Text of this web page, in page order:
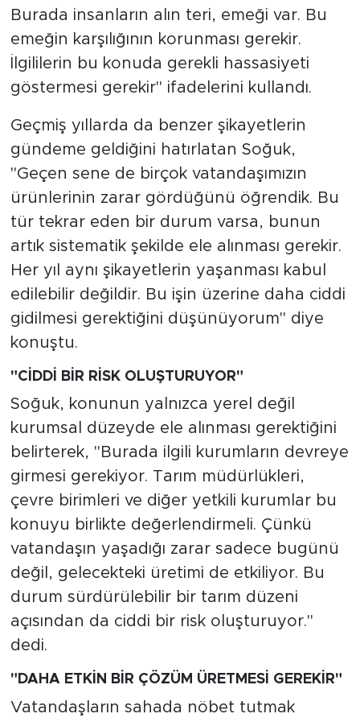
Burada insanların alın teri, emeği var. Bu
emeğin karşılığının korunması gerekir.
İlgililerin bu konuda gerekli hassasiyeti
göstermesi gerekir" ifadelerini kullandı.
Geçmiş yıllarda da benzer şikayetlerin
gündeme geldiğini hatırlatan Soğuk,
"Geçen sene de birçok vatandaşımızın
ürünlerinin zarar gördüğünü öğrendik. Bu
tür tekrar eden bir durum varsa, bunun
artık sistematik şekilde ele alınması gerekir.
Her yıl aynı şikayetlerin yaşanması kabul
edilebilir değildir. Bu işin üzerine daha ciddi
gidilmesi gerektiğini düşünüyorum" diye
konuştu.
"CİDDİ BİR RİSK OLUŞTURUYOR"
Soğuk, konunun yalnızca yerel değil
kurumsal düzeyde ele alınması gerektiğini
belirterek, "Burada ilgili kurumların devreye
girmesi gerekiyor. Tarım müdürlükleri,
çevre birimleri ve diğer yetkili kurumlar bu
konuyu birlikte değerlendirmeli. Çünkü
vatandaşın yaşadığı zarar sadece bugünü
değil, gelecekteki üretimi de etkiliyor. Bu
durum sürdürülebilir bir tarım düzeni
açısından da ciddi bir risk oluşturuyor."
dedi.
"DAHA ETKİN BİR ÇÖZÜM ÜRETMESİ GEREKİR"
Vatandaşların sahada nöbet tutmak